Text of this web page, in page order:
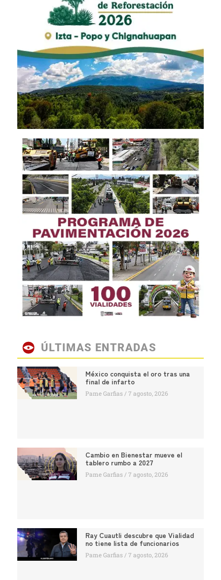
ÚLTIMAS ENTRADAS
México conquista el oro tras una
final de infarto
Pame Garfias 7 agosto, 2026
Cambio en Bienestar mueve el
tablero rumbo a 2027
Pame Garfias 7 agosto, 2026
Ray Cuautli descubre que Vialidad
no tiene lista de funcionarios
Pame Garfias 7 agosto, 2026